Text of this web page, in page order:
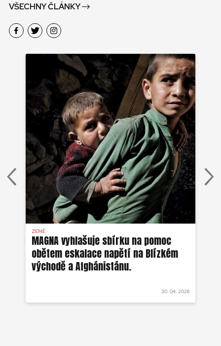
VŠECHNY ČLÁNKY
ZEMĚ
MAGNA vyhlašuje sbírku na pomoc
obětem eskalace napětí na Blízkém
východě a Afghánistánu.
30. 04. 2026